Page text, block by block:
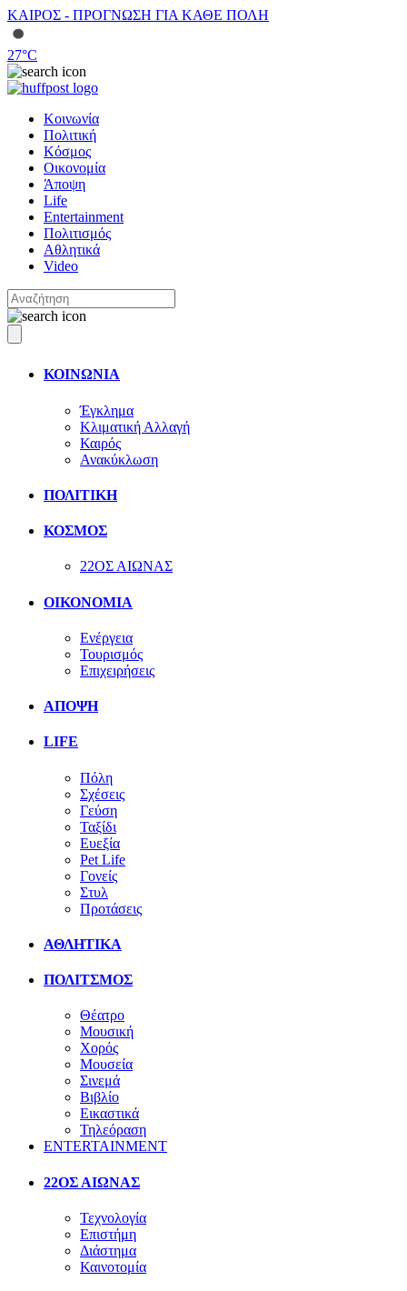
ΚΑΙΡΟΣ - ΠΡΟΓΝΩΣΗ ΓΙΑ ΚΑΘΕ ΠΟΛΗ
27°C
Κοινωνία
Πολιτική
Κόσμος
Οικονομία
Άποψη
Life
Entertainment
Πολιτισμός
Αθλητικά
Video
ΚΟΙΝΩΝΙΑ
Έγκλημα
Κλιματική Αλλαγή
Καιρός
Ανακύκλωση
ΠΟΛΙΤΙΚΗ
ΚΟΣΜΟΣ
22ΟΣ ΑΙΩΝΑΣ
ΟΙΚΟΝΟΜΙΑ
Ενέργεια
Τουρισμός
Επιχειρήσεις
ΑΠΟΨΗ
LIFE
Πόλη
Σχέσεις
Γεύση
Ταξίδι
Ευεξία
Pet Life
Γονείς
Στυλ
Προτάσεις
ΑΘΛΗΤΙΚΑ
ΠΟΛΙΤΣΜΟΣ
Θέατρο
Μουσική
Χορός
Μουσεία
Σινεμά
Βιβλίο
Εικαστικά
Τηλεόραση
ENTERTAINMENT
22ΟΣ ΑΙΩΝΑΣ
Τεχνολογία
Επιστήμη
Διάστημα
Καινοτομία